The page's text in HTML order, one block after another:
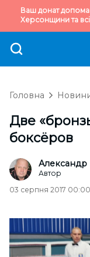
Ваш донат
Херсонщини та
Головна
Две
боксёров
Александр
Автор
03 серпня 2017 00:00